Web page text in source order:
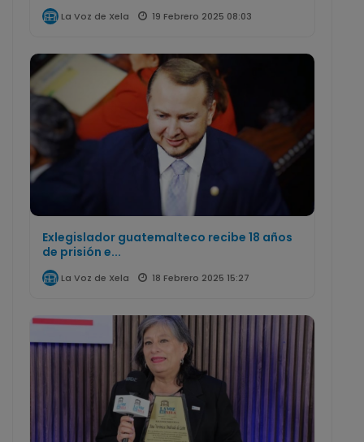
La Voz de Xela 19 Febrero 2025 08:03
Exlegislador guatemalteco recibe 18 años
de prisión e...
La Voz de Xela 18 Febrero 2025 15:27